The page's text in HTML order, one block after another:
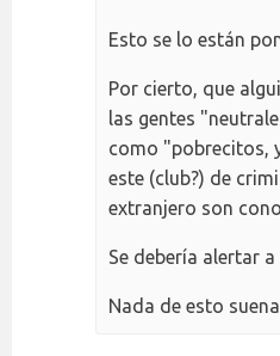
Esto se lo están
Por cierto, que
las gentes
como "pobrecitos,
este (club?) de
extranjero son
Se debería alertar
Nada de esto